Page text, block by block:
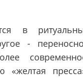
в
-
«желтая